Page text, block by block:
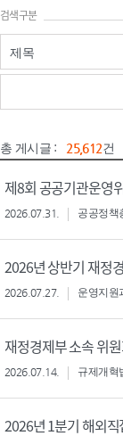
검색구분
제목
총 게시글 : 25,612건
제8회 공공기관운영
2026.07.31. 공공정책
2026년 상반기 재정
2026.07.27. 운영지원
재정경제부 소속 위
2026.07.14. 규제개혁
2026년 1분기 해외